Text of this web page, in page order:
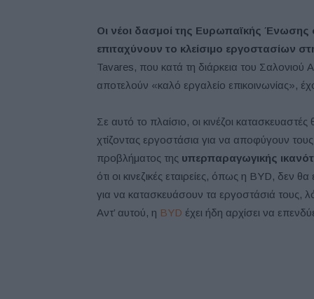
Οι νέοι δασμοί της Ευρωπαϊκής Ένωσης
επιταχύνουν το κλείσιμο εργοστασίων
Tavares, που κατά τη διάρκεια του Σαλονιού
αποτελούν «καλό εργαλείο επικοινωνίας»,
Σε αυτό το πλαίσιο, οι κινέζοι
χτίζοντας εργοστάσια για να αποφύγουν
προβλήματος της υπερπαραγωγικής
ότι οι κινεζικές εταιρείες, όπως η BYD, δεν
για να κατασκευάσουν τα εργοστάσιά τους,
Αντ’ αυτού, η BYD έχει ήδη αρχίσει να